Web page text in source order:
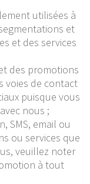
utilisées à
et
et des services
des promotions
voies de contact
puisque vous
nous ;
SMS, email ou
ou services que
veuillez noter
à tout